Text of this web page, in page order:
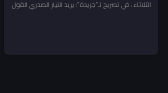
الثلاثاء ، في تصريح لـ”جريدة”: يريد التيار الصدري القول